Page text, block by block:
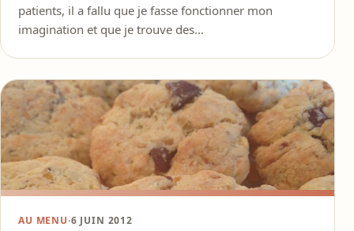
patients, il a fallu que je fasse fonctionner mon
imagination et que je trouve des…
AU MENU·6 JUIN 2012